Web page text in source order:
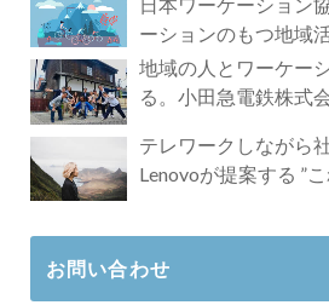
日本ワーケーション
ーションのもつ地域
地域の人とワーケー
る。小田急電鉄株式
テレワークしながら
Lenovoが提案する ”
お問い合わせ